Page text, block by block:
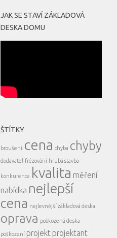
JAK SE STAVÍ ZÁKLADOVÁ
DESKA DOMU
ŠTÍTKY
broušení cena chyba chyby
dodavatel frézování hrubá stavba
konkurence kvalita měření
nabídka nejlepší
cena nejlevnější základová deska
oprava poškozená deska
poškození projekt projektant